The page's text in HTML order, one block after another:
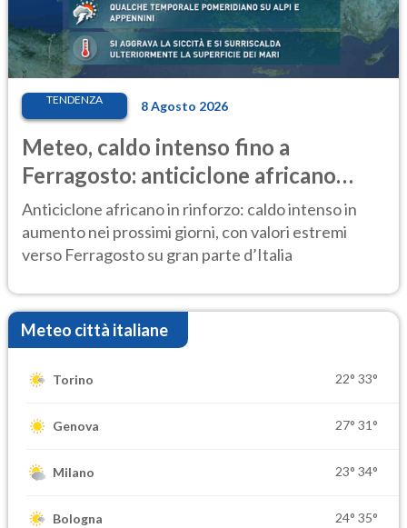
TENDENZA 8 Agosto 2026
Meteo, caldo intenso fino a
Ferragosto: anticiclone africano
ancora protagonista
Anticiclone africano in rinforzo: caldo intenso in
aumento nei prossimi giorni, con valori estremi
verso Ferragosto su gran parte d’Italia
Meteo città italiane
Torino 22° 33°
Genova 27° 31°
Milano 23° 34°
Bologna 24° 35°